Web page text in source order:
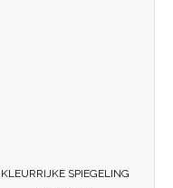
KLEURRIJKE SPIEGELING